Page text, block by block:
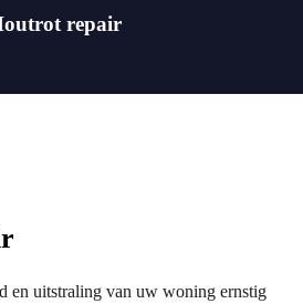
repair
en uitstraling van uw woning ernstig